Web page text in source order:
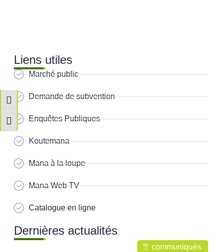
Passer en contraste élevé
Changer la taille de la police
Liens utiles
Marché public
Demande de subvention
Enquêtes Publiques
Koutemana
Mana à la loupe
Mana Web TV
Catalogue en ligne
Dernières actualités
communiqués